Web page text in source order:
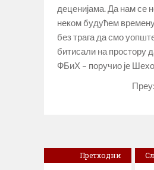
деценијама. Да нам се
неком будућем
без трага да смо
битисали на простору
ФБиХ – поручио је
Претходни